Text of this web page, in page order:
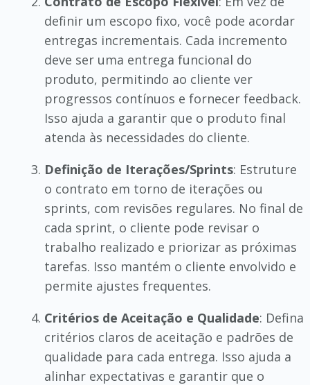
definir um escopo fixo, você pode acordar
entregas incrementais. Cada incremento
deve ser uma entrega funcional do
produto, permitindo ao cliente ver
progressos contínuos e fornecer feedback.
Isso ajuda a garantir que o produto final
atenda às necessidades do cliente.
Definição de Iterações/Sprints: Estruture
o contrato em torno de iterações ou
sprints, com revisões regulares. No final de
cada sprint, o cliente pode revisar o
trabalho realizado e priorizar as próximas
tarefas. Isso mantém o cliente envolvido e
permite ajustes frequentes.
Critérios de Aceitação e Qualidade: Defina
critérios claros de aceitação e padrões de
qualidade para cada entrega. Isso ajuda a
alinhar expectativas e garantir que o